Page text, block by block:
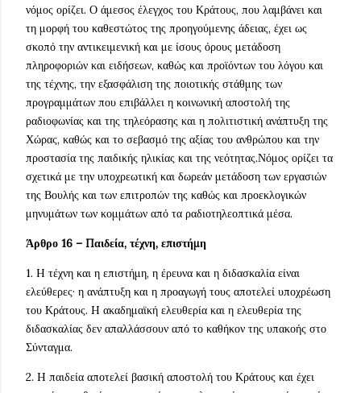
νόμος ορίζει. Ο άμεσος έλεγχος του Κράτους, που λαμβάνει και
τη μορφή του καθεστώτος της προηγούμενης άδειας, έχει ως
σκοπό την αντικειμενική και με ίσους όρους μετάδοση
πληροφοριών και ειδήσεων, καθώς και προϊόντων του λόγου και
της τέχνης, την εξασφάλιση της ποιοτικής στάθμης των
προγραμμάτων που επιβάλλει η κοινωνική αποστολή της
ραδιοφωνίας και της τηλεόρασης και η πολιτιστική ανάπτυξη της
Χώρας, καθώς και το σεβασμό της αξίας του ανθρώπου και την
προστασία της παιδικής ηλικίας και της νεότητας.Νόμος ορίζει τα
σχετικά με την υποχρεωτική και δωρεάν μετάδοση των εργασιών
της Βουλής και των επιτροπών της καθώς και προεκλογικών
μηνυμάτων των κομμάτων από τα ραδιοτηλεοπτικά μέσα.
Άρθρο 16 – Παιδεία, τέχνη, επιστήμη
1. H τέχνη και η επιστήμη, η έρευνα και η διδασκαλία είναι
ελεύθερες· η ανάπτυξη και η προαγωγή τους αποτελεί υποχρέωση
του Κράτους. H ακαδημαϊκή ελευθερία και η ελευθερία της
διδασκαλίας δεν απαλλάσσουν από το καθήκον της υπακοής στο
Σύνταγμα.
2. H παιδεία αποτελεί βασική αποστολή του Κράτους και έχει